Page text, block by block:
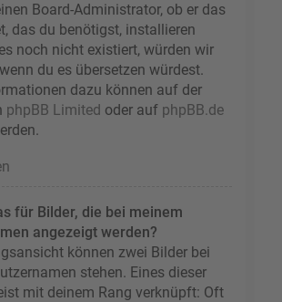
Board-Administrator, ob er das
das du benötigst, installieren
noch nicht existiert, würden wir
du es übersetzen würdest.
dazu können auf der
phpBB Limited oder auf phpBB.de
für Bilder, die bei meinem
angezeigt werden?
können zwei Bilder bei
stehen. Eines dieser
mit deinem Rang verknüpft: Oft